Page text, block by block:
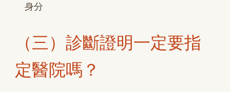
身分
（三）診斷證明一定要指
定醫院嗎？